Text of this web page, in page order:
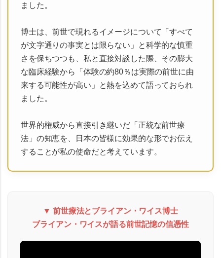
ました。
博士は、前世で現れるイメージについて「すべて
が文字通りの事実とは限らない」と科学的な慎重
さを保ちつつも、私と直接対談した際、その膨大
な臨床経験から
「体験の約80％は実際の前世に由
来する可能性が高い」
と熱を込めて語っておられ
ました。
世界的権威から直接引き継いだ「正統な前世療
法」の知恵を、日本の皆様に効果的な形でお伝え
することが私の使命だと考えています。
▼ 前世療法とブライアン・ワイス博士
ブライアン・ワイスが語る前世記憶の信憑性